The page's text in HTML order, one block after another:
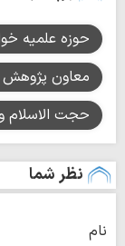
حوزه علمیه
معاون پژوهش
حجت الاسلام
نظر شما
نام